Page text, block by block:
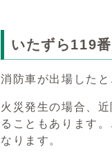
いたずら119
消防車が出場した
火災発生の場合、
ることもあります
なります。